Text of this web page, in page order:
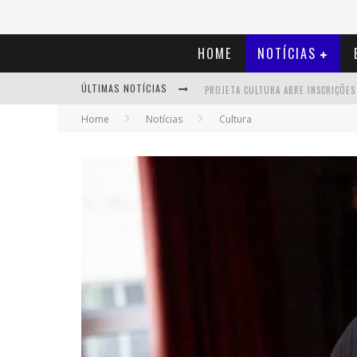
HOME NOTÍCIAS
ÚLTIMAS NOTÍCIAS
Home Notícias Cultura